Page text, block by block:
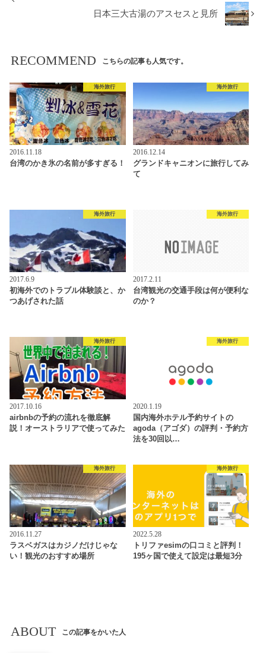
日本三大古湯のアスセスと見所
RECOMMEND こちらの記事も人気です。
海外旅行
2016.11.18
台湾のかき氷の名前が多すぎる！
海外旅行
2016.12.14
グランドキャニオンに旅行してみ
て
海外旅行
2017.6.9
初海外でのトラブル体験談と、か
つあげされた話
海外旅行
2017.2.11
台湾観光の交通手段は何が便利な
のか？
海外旅行
2017.10.16
airbnbの予約の流れを徹底解
説！オーストラリアで使ってみた
海外旅行
2020.1.19
国内海外ホテル予約サイトの
agoda（アゴダ）の評判・予約方
法を30回以…
海外旅行
2016.11.27
ラスベガスはカジノだけじゃな
い！観光のおすすめ場所
海外旅行
2022.5.28
トリファesimの口コミと評判！
195ヶ国で使えて設定は最短3分
ABOUT この記事をかいた人